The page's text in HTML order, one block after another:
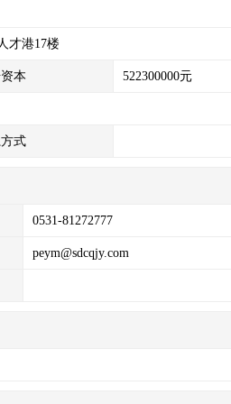
才港17楼
本 522300000元
式
0531-81272777
peym@sdcqjy.com